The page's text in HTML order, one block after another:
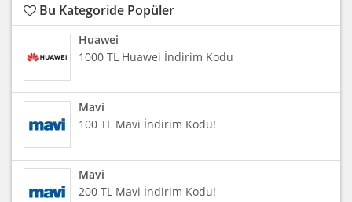
Bu Kategoride Popüler
Huawei
1000 TL Huawei İndirim Kodu
Mavi
100 TL Mavi İndirim Kodu!
Mavi
200 TL Mavi İndirim Kodu!